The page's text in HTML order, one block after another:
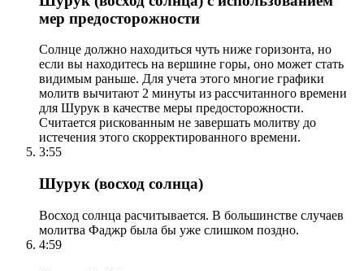
мер предосторожности
Солнце должно находиться чуть ниже горизонта, но
если вы находитесь на вершине горы, оно может стать
видимым раньше. Для учета этого многие графики
молитв вычитают 2 минуты из рассчитанного времени
для Шурук в качестве меры предосторожности.
Считается рискованным не завершать молитву до
истечения этого скорректированного времени.
3:55
Шурук (восход солнца)
Восход солнца расчитывается. В большинстве случаев
молитва Фаджр была бы уже слишком поздно.
4:59